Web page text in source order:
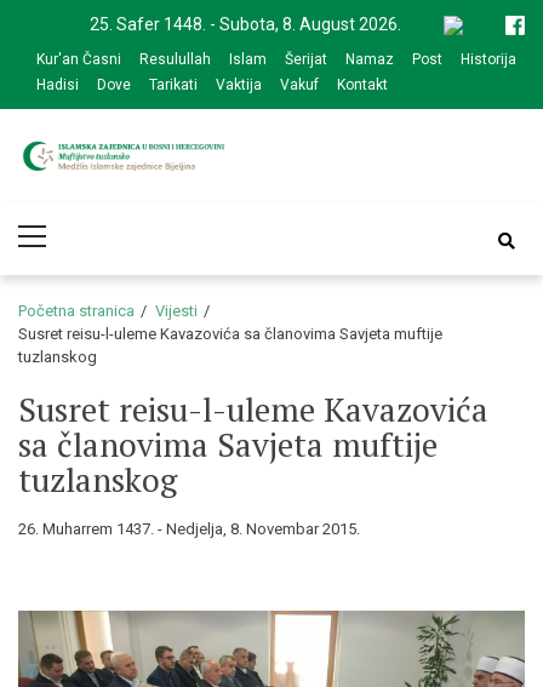
navigation
content
25. Safer 1448. - Subota, 8. August 2026.
Kur'an Časni Resulullah Islam Šerijat Namaz Post
Historija
Hadisi
Dove Tarikati Vaktija Vakuf Kontakt
zajednice Bijeljina
Menu
Početna stranica
Vijesti
Susret reisu-l-uleme Kavazovića sa članovima Savjeta muftije
tuzlanskog
Susret reisu-l-uleme Kavazovića
sa članovima Savjeta muftije
tuzlanskog
26. Muharrem 1437. - Nedjelja, 8. Novembar 2015.